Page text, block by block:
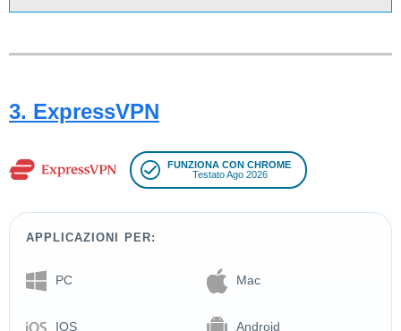
3. ExpressVPN
FUNZIONA CON CHROME
Testato Ago 2026
APPLICAZIONI PER:
PC Mac
IOS Android